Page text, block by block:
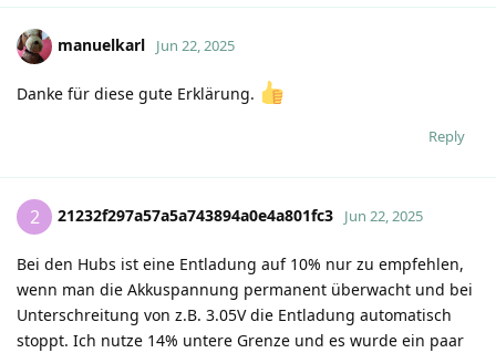
manuelkarl Jun 22, 2025
Danke für diese gute Erklärung.
Reply
2 21232f297a57a5a743894a0e4a801fc3 Jun 22, 2025
Bei den Hubs ist eine Entladung auf 10% nur zu empfehlen,
wenn man die Akkuspannung permanent überwacht und bei
Unterschreitung von z.B. 3.05V die Entladung automatisch
stoppt. Ich nutze 14% untere Grenze und es wurde ein paar